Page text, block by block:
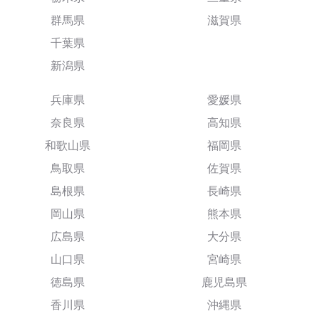
群馬県
千葉県
新潟県
滋賀県
兵庫県
奈良県
和歌山県
鳥取県
島根県
岡山県
広島県
山口県
徳島県
香川県
愛媛県
高知県
福岡県
佐賀県
長崎県
熊本県
大分県
宮崎県
鹿児島県
沖縄県